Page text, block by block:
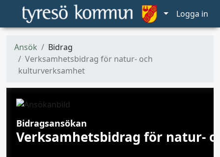
Logga in
Ansök
Bidrag
Verksamhetsbidrag för natur- och
kulturverksamhet
Bidragsansökan
Verksamhetsbidrag för natur-